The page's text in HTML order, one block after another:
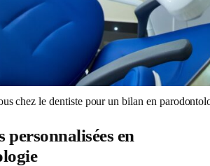
chez le dentiste pour un bilan en
personnalisées en